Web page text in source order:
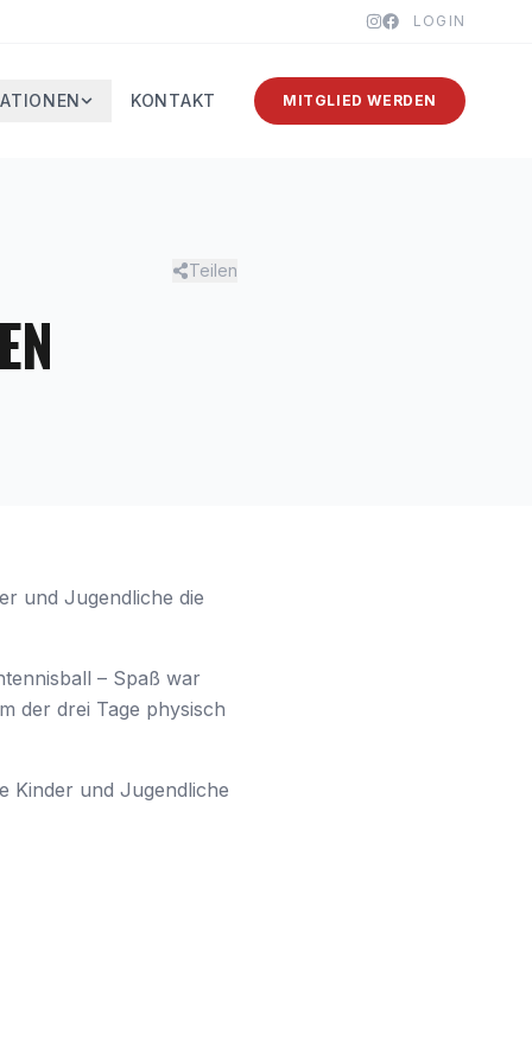
LOGIN
KONTAKT MITGLIED WERDEN
Teilen
H
und Jugendliche die
– Spaß war
der drei Tage physisch
Kinder und Jugendliche